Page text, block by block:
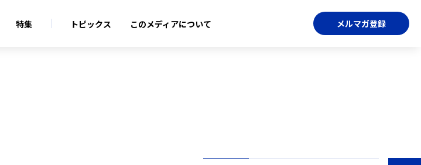
特集 トピックス このメディアについて メルマガ登録